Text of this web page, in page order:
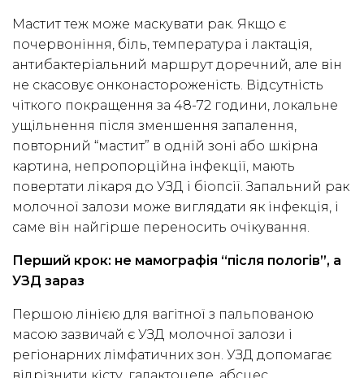
Мастит теж може маскувати рак. Якщо є
почервоніння, біль, температура і лактація,
антибактеріальний маршрут доречний, але він
не скасовує онконастороженість. Відсутність
чіткого покращення за 48-72 години, локальне
ущільнення після зменшення запалення,
повторний “мастит” в одній зоні або шкірна
картина, непропорційна інфекції, мають
повертати лікаря до УЗД і біопсії. Запальний рак
молочної залози може виглядати як інфекція, і
саме він найгірше переносить очікування.
Перший крок: не мамографія “після пологів”, а
УЗД зараз
Першою лінією для вагітної з пальпованою
масою зазвичай є УЗД молочної залози і
регіонарних лімфатичних зон. УЗД допомагає